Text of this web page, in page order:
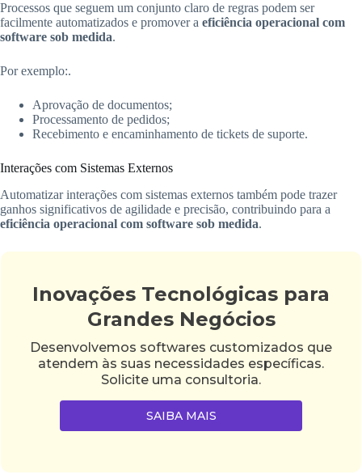
Processos que seguem um conjunto claro de regras podem ser
facilmente automatizados e promover a eficiência operacional com
software sob medida.
Por exemplo:.
Aprovação de documentos;
Processamento de pedidos;
Recebimento e encaminhamento de tickets de suporte.
Interações com Sistemas Externos
Automatizar interações com sistemas externos também pode trazer
ganhos significativos de agilidade e precisão, contribuindo para a
eficiência operacional com software sob medida.
Inovações Tecnológicas para
Grandes Negócios
Desenvolvemos softwares customizados que
atendem às suas necessidades específicas.
Solicite uma consultoria.
SAIBA MAIS